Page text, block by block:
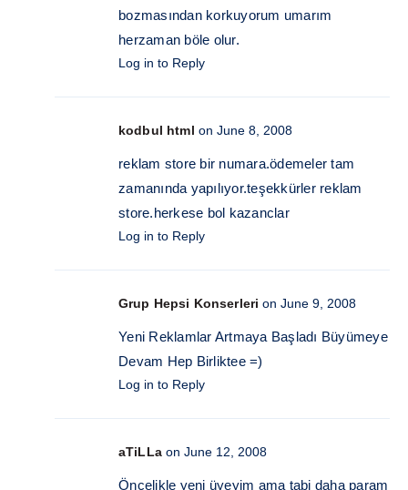
bozmasından korkuyorum umarım
herzaman böle olur.
Log in to Reply
kodbul html on June 8, 2008
reklam store bir numara.ödemeler tam
zamanında yapılıyor.teşekkürler reklam
store.herkese bol kazanclar
Log in to Reply
Grup Hepsi Konserleri on June 9, 2008
Yeni Reklamlar Artmaya Başladı Büyümeye
Devam Hep Birliktee =)
Log in to Reply
aTiLLa on June 12, 2008
Öncelikle yeni üyeyim ama tabi daha param